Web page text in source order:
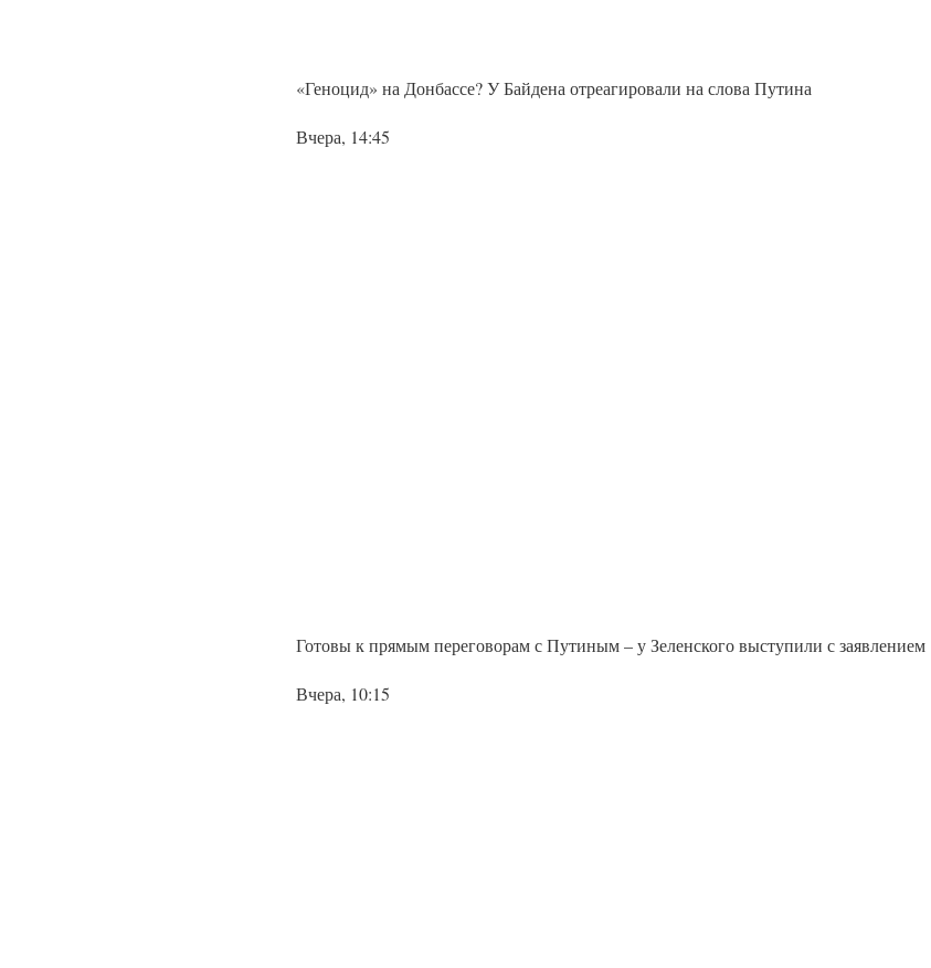
«Геноцид» на Донбассе? У Байдена отреагировали на слова Путина
Вчера, 14:45
Готовы к прямым переговорам с Путиным – у Зеленского выступили с заявлением
Вчера, 10:15